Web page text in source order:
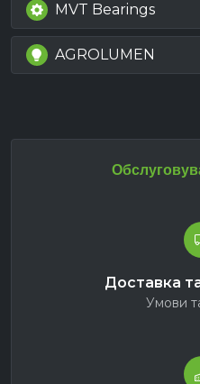
MVT Bearings
AGROLUMEN
Доставка
Умови